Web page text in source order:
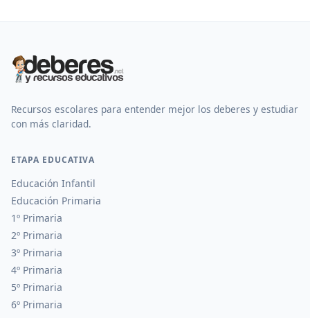
Recursos escolares para entender mejor los deberes y estudiar
con más claridad.
ETAPA EDUCATIVA
Educación Infantil
Educación Primaria
1º Primaria
2º Primaria
3º Primaria
4º Primaria
5º Primaria
6º Primaria